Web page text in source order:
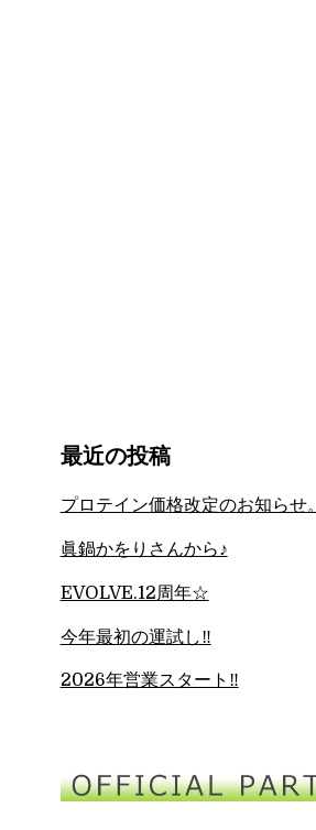
最近の投稿
プロテイン価格改定のお知らせ。
眞鍋かをりさんから♪
EVOLVE.12周年☆
今年最初の運試し‼︎
2026年営業スタート‼︎